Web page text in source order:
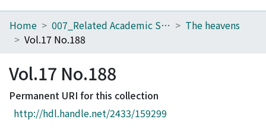
Home
Browse
Download Ranking
Access Statistics
Home 007_Related Academic Societies
The heavens
Vol.17 No.188
Vol.17 No.188
Permanent URI for this collection
http://hdl.handle.net/2433/159299